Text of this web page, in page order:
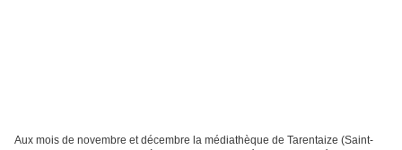
Aux mois de novembre et décembre la médiathèque de Tarentaize (Saint-